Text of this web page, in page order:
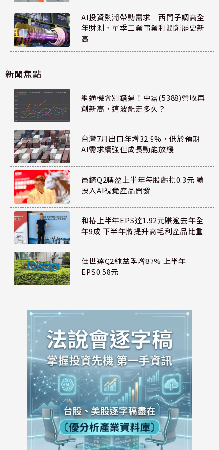
AI投資熱潮帶動需求 西門子調高全
年財測、單季工業事業利潤創歷史新
高
新聞焦點
網通機會別錯過！中磊(5388)營收再
創新高，這波能走多久？
台灣7月出口年增32.9%，低於預期
AI需求續強但成長動能放緩
邑錡Q2轉盈上半年每股虧損0.3元 續
投入AI視覺產品開發
和椿上半年EPS達1.92元賺逾去年全
年9成 下半年將提升高毛利產品比重
佳世達Q2純益季增87% 上半年
EPS0.58元